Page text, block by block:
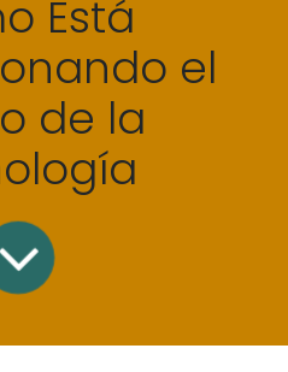
Está
el
de la